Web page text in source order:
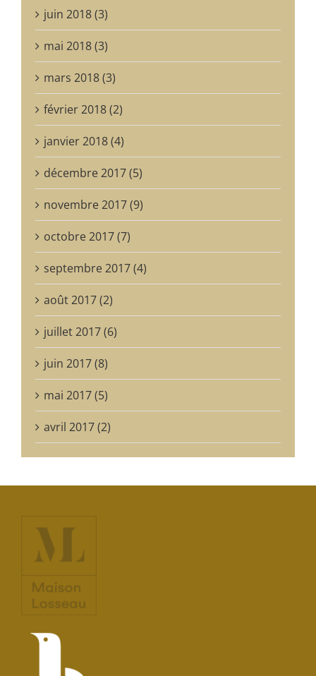
juin 2018 (3)
mai 2018 (3)
mars 2018 (3)
février 2018 (2)
janvier 2018 (4)
décembre 2017 (5)
novembre 2017 (9)
octobre 2017 (7)
septembre 2017 (4)
août 2017 (2)
juillet 2017 (6)
juin 2017 (8)
mai 2017 (5)
avril 2017 (2)